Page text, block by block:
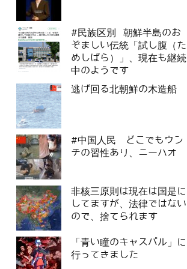
#民族区別 朝鮮半島のお
ぞましい伝統「試し腹（た
めしばら）」、現在も継続
中のようです
逃げ回る北朝鮮の木造船
#中国人民 どこでもウン
チの習性あり、ニーハオ
非核三原則は現在は国是に
してますが、法律ではない
ので、捨てられます
「青い瞳のキャスバル」に
行ってきました